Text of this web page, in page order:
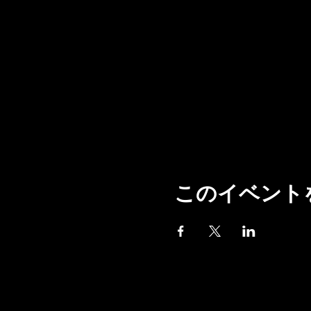
このイベント